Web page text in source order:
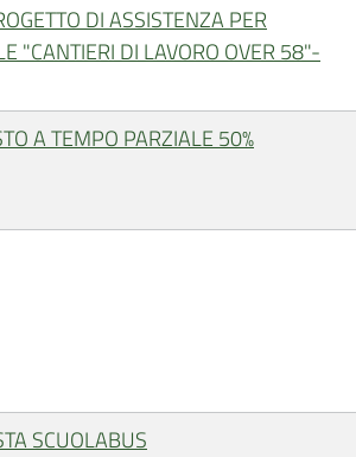
DI ASSISTENZA PER
"CANTIERI DI LAVORO OVER 58"-
A TEMPO PARZIALE 50%
SCUOLABUS